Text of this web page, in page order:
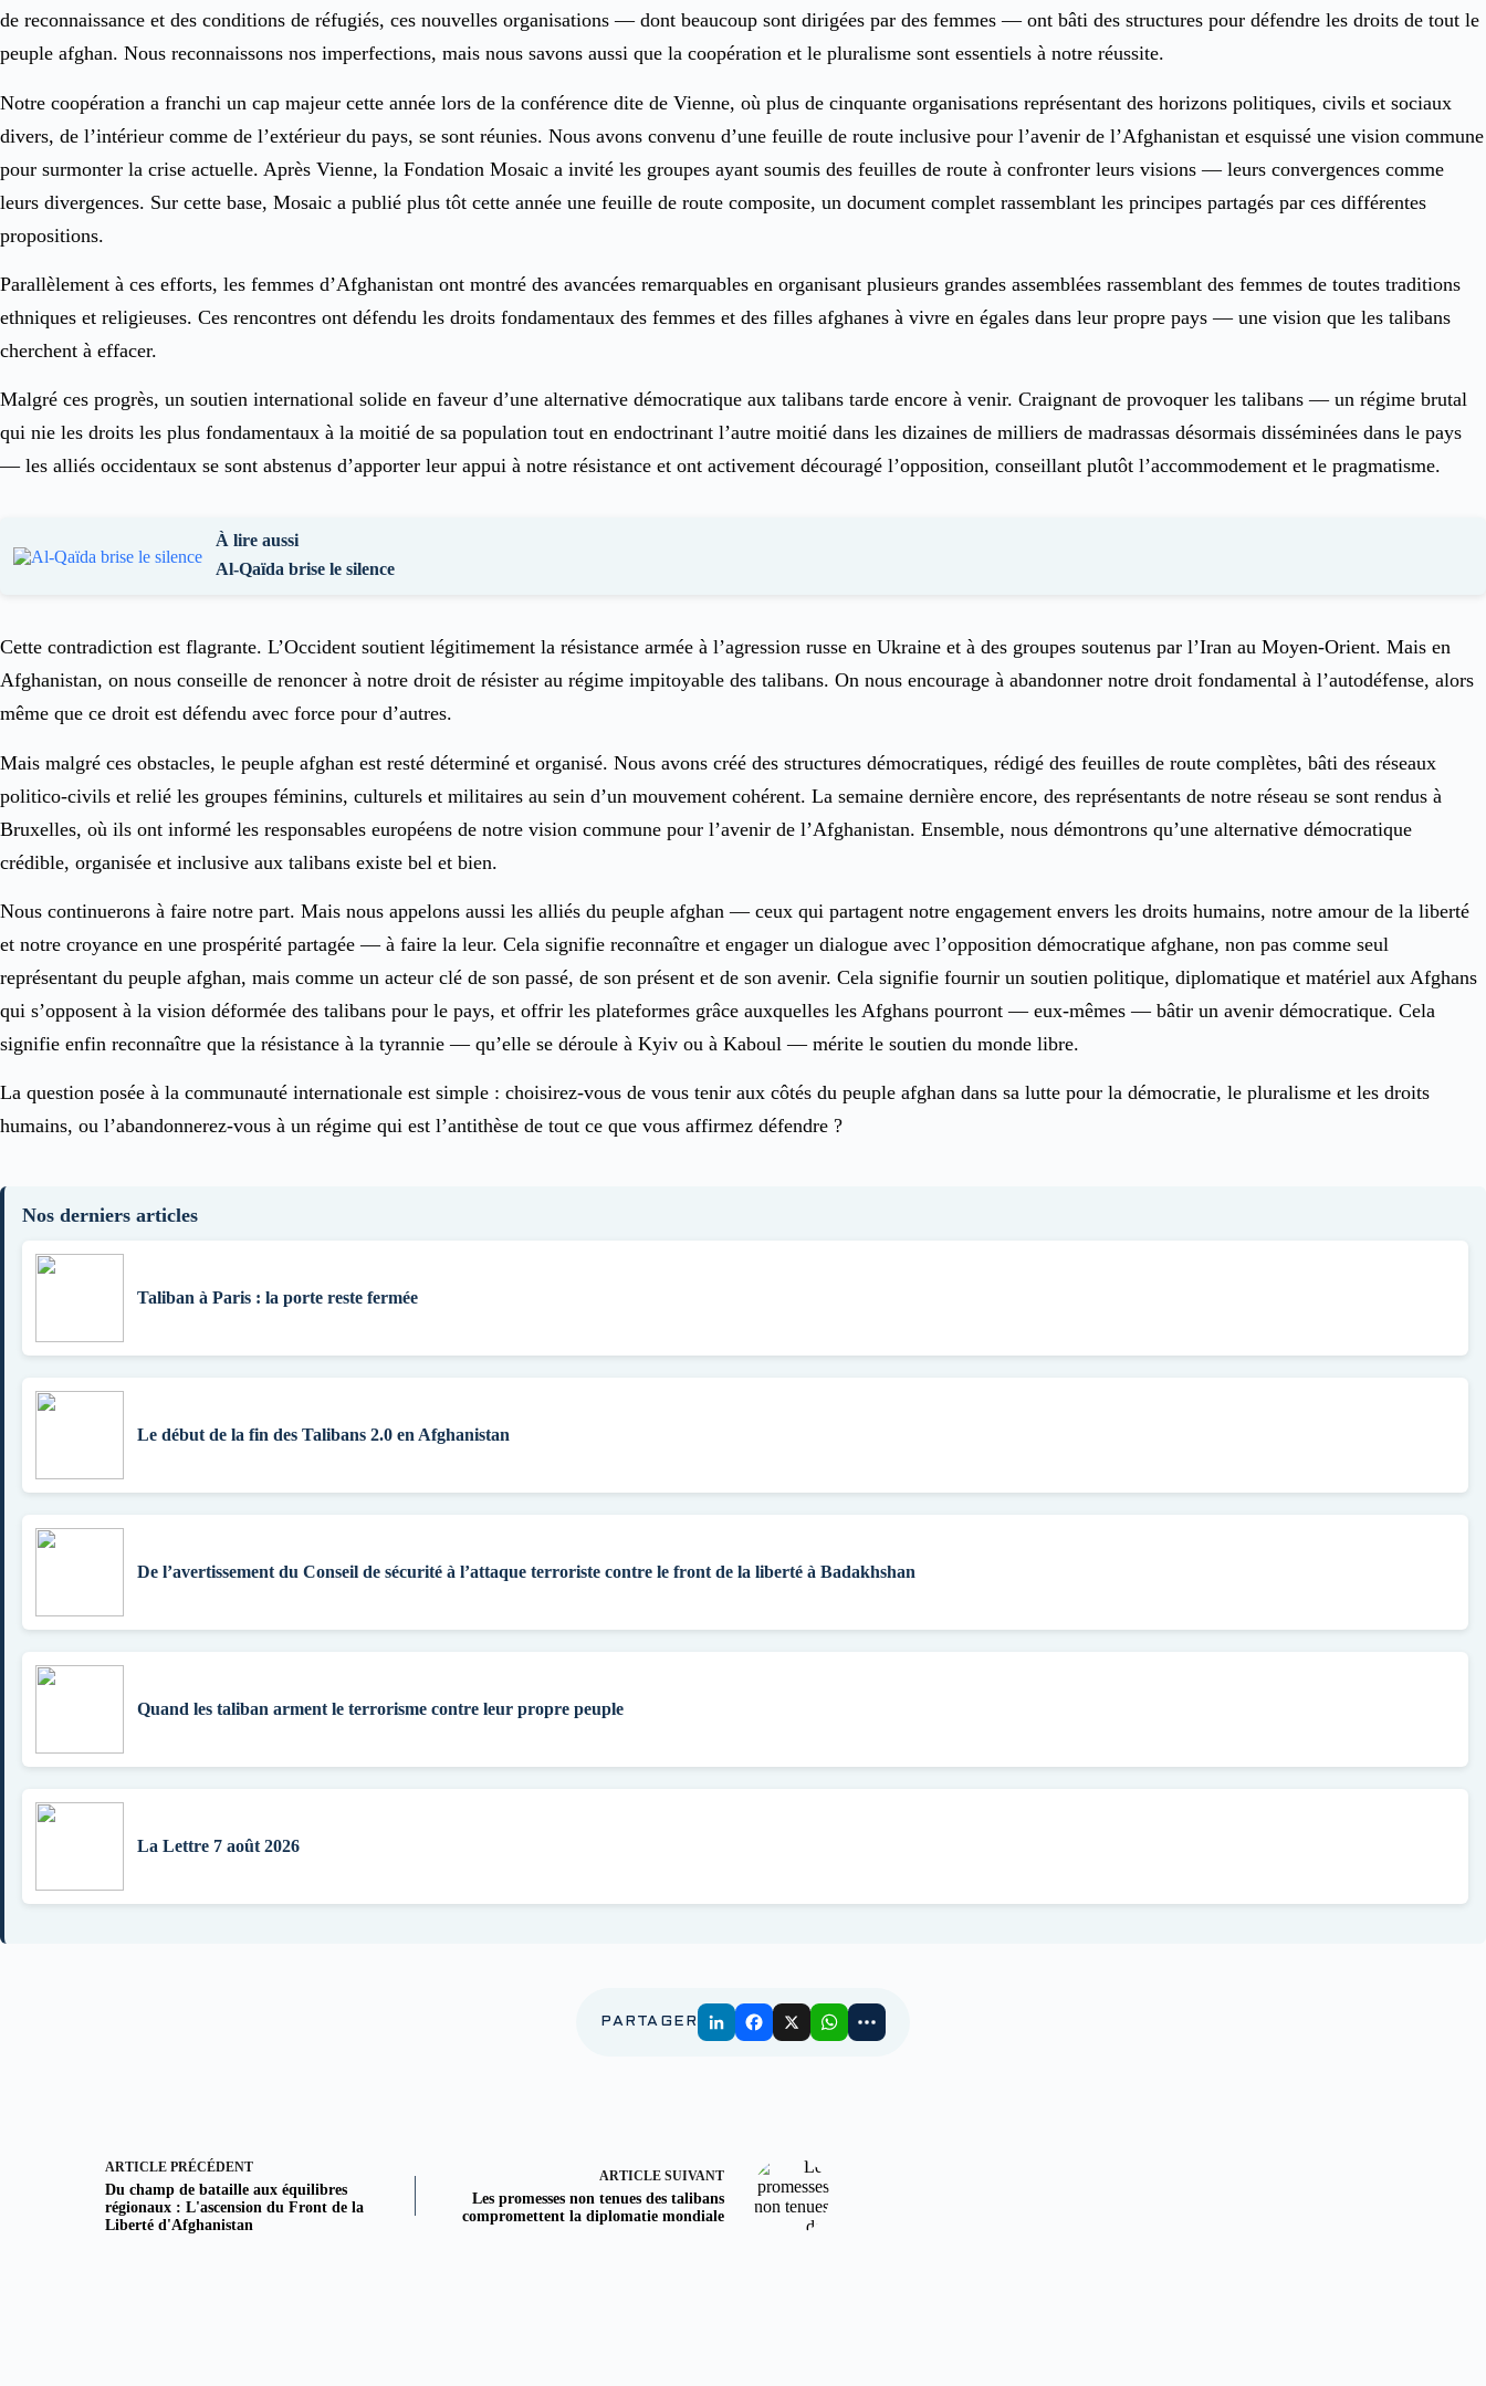
de reconnaissance et des conditions de réfugiés, ces nouvelles organisations — dont beaucoup sont dirigées par des femmes — ont bâti des structures pour défendre les droits de tout le
peuple afghan. Nous reconnaissons nos imperfections, mais nous savons aussi que la coopération et le pluralisme sont essentiels à notre réussite.
Notre coopération a franchi un cap majeur cette année lors de la conférence dite de Vienne, où plus de cinquante organisations représentant des horizons politiques, civils et sociaux
divers, de l’intérieur comme de l’extérieur du pays, se sont réunies. Nous avons convenu d’une feuille de route inclusive pour l’avenir de l’Afghanistan et esquissé une vision commune
pour surmonter la crise actuelle. Après Vienne, la Fondation Mosaic a invité les groupes ayant soumis des feuilles de route à confronter leurs visions — leurs convergences comme
leurs divergences. Sur cette base, Mosaic a publié plus tôt cette année une feuille de route composite, un document complet rassemblant les principes partagés par ces différentes
propositions.
Parallèlement à ces efforts, les femmes d’Afghanistan ont montré des avancées remarquables en organisant plusieurs grandes assemblées rassemblant des femmes de toutes traditions
ethniques et religieuses. Ces rencontres ont défendu les droits fondamentaux des femmes et des filles afghanes à vivre en égales dans leur propre pays — une vision que les talibans
cherchent à effacer.
Malgré ces progrès, un soutien international solide en faveur d’une alternative démocratique aux talibans tarde encore à venir. Craignant de provoquer les talibans — un régime brutal
qui nie les droits les plus fondamentaux à la moitié de sa population tout en endoctrinant l’autre moitié dans les dizaines de milliers de madrassas désormais disséminées dans le pays
— les alliés occidentaux se sont abstenus d’apporter leur appui à notre résistance et ont activement découragé l’opposition, conseillant plutôt l’accommodement et le pragmatisme.
À lire aussi
Al-Qaïda brise le silence
Cette contradiction est flagrante. L’Occident soutient légitimement la résistance armée à l’agression russe en Ukraine et à des groupes soutenus par l’Iran au Moyen-Orient. Mais en
Afghanistan, on nous conseille de renoncer à notre droit de résister au régime impitoyable des talibans. On nous encourage à abandonner notre droit fondamental à l’autodéfense, alors
même que ce droit est défendu avec force pour d’autres.
Mais malgré ces obstacles, le peuple afghan est resté déterminé et organisé. Nous avons créé des structures démocratiques, rédigé des feuilles de route complètes, bâti des réseaux
politico-civils et relié les groupes féminins, culturels et militaires au sein d’un mouvement cohérent. La semaine dernière encore, des représentants de notre réseau se sont rendus à
Bruxelles, où ils ont informé les responsables européens de notre vision commune pour l’avenir de l’Afghanistan. Ensemble, nous démontrons qu’une alternative démocratique
crédible, organisée et inclusive aux talibans existe bel et bien.
Nous continuerons à faire notre part. Mais nous appelons aussi les alliés du peuple afghan — ceux qui partagent notre engagement envers les droits humains, notre amour de la liberté
et notre croyance en une prospérité partagée — à faire la leur. Cela signifie reconnaître et engager un dialogue avec l’opposition démocratique afghane, non pas comme seul
représentant du peuple afghan, mais comme un acteur clé de son passé, de son présent et de son avenir. Cela signifie fournir un soutien politique, diplomatique et matériel aux Afghans
qui s’opposent à la vision déformée des talibans pour le pays, et offrir les plateformes grâce auxquelles les Afghans pourront — eux-mêmes — bâtir un avenir démocratique. Cela
signifie enfin reconnaître que la résistance à la tyrannie — qu’elle se déroule à Kyiv ou à Kaboul — mérite le soutien du monde libre.
La question posée à la communauté internationale est simple : choisirez-vous de vous tenir aux côtés du peuple afghan dans sa lutte pour la démocratie, le pluralisme et les droits
humains, ou l’abandonnerez-vous à un régime qui est l’antithèse de tout ce que vous affirmez défendre ?
Nos derniers articles
Taliban à Paris : la porte reste fermée
Le début de la fin des Talibans 2.0 en Afghanistan
De l’avertissement du Conseil de sécurité à l’attaque terroriste contre le front de la liberté à Badakhshan
Quand les taliban arment le terrorisme contre leur propre peuple
La Lettre 7 août 2026
PARTAGER
ARTICLE PRÉCÉDENT
Du champ de bataille aux équilibres
régionaux : L'ascension du Front de la
Liberté d'Afghanistan
ARTICLE SUIVANT
Les promesses non tenues des talibans
compromettent la diplomatie mondiale